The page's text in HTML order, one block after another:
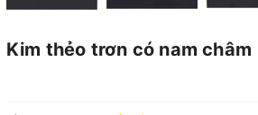
Kim thẻo trơn có nam châm